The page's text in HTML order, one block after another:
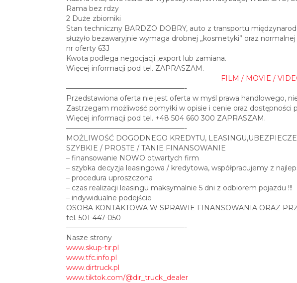
Rama bez rdzy
2 Duże zbiorniki
Stan techniczny BARDZO DOBRY, auto z transportu
służyło bezawaryjnie wymaga drobnej „kosmetyki” oraz
nr oferty 63J
Kwota podlega negocjacji ,export lub zamiana.
Więcej informacji pod tel. ZAPRASZAM.
FILM / MOVIE /
—————————————————-
Przedstawiona oferta nie jest oferta w myśl prawa handlowego,
Zastrzegam możliwość pomyłki w opisie i cenie oraz dostępności
Więcej informacji pod tel. +48 504 660 300 ZAPRASZAM.
—————————————————-
MOŻLIWOŚĆ DOGODNEGO KREDYTU,
SZYBKIE / PROSTE / TANIE FINANSOWANIE
– finansowanie NOWO otwartych firm
– szybka decyzja leasingowa / kredytowa, współpracujemy z
– procedura uproszczona
– czas realizacji leasingu maksymalnie 5 dni z odbiorem pojazdu !!!
– indywidualne podejście
OSOBA KONTAKTOWA W SPRAWIE FINANSOWANIA ORAZ
tel. 501-447-050
—————————————————-
Nasze strony
www.skup-tir.pl
www.tfc.info.pl
www.dirtruck.pl
www.tiktok.com/@dir_truck_dealer